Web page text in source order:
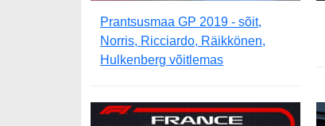
Prantsusmaa GP 2019 - sõit,
Norris, Ricciardo, Räikkönen,
Hulkenberg võitlemas